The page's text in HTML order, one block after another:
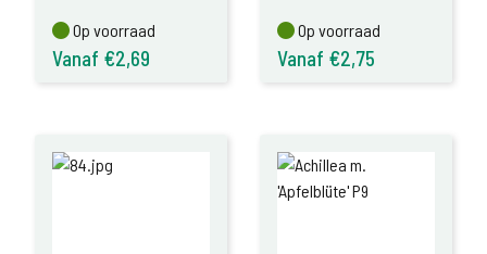
Op voorraad
Op voorraad
Vanaf €2,69
Op voorraad
Op voorraad
Vanaf €2,75